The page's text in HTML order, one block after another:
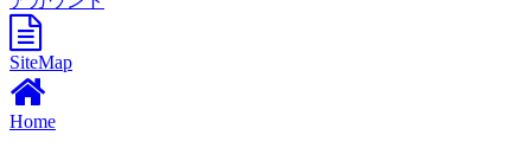
SiteMap
Home